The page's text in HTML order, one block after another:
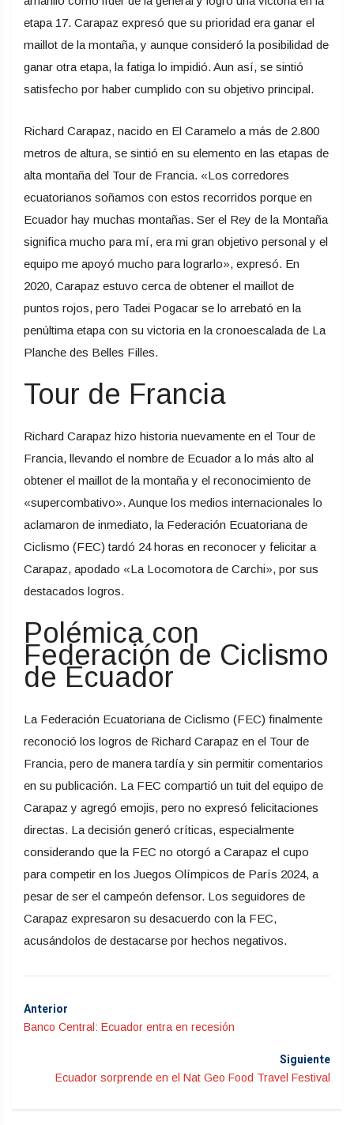
etapa 17. Carapaz expresó que su prioridad era ganar el
maillot de la montaña, y aunque consideró la posibilidad de
ganar otra etapa, la fatiga lo impidió. Aun así, se sintió
satisfecho por haber cumplido con su objetivo principal.
Richard Carapaz, nacido en El Caramelo a más de 2.800
metros de altura, se sintió en su elemento en las etapas de
alta montaña del Tour de Francia. «Los corredores
ecuatorianos soñamos con estos recorridos porque en
Ecuador hay muchas montañas. Ser el Rey de la Montaña
significa mucho para mí, era mi gran objetivo personal y el
equipo me apoyó mucho para lograrlo», expresó. En
2020, Carapaz estuvo cerca de obtener el maillot de
puntos rojos, pero Tadei Pogacar se lo arrebató en la
penúltima etapa con su victoria en la cronoescalada de La
Planche des Belles Filles.
Tour de Francia
Richard Carapaz hizo historia nuevamente en el Tour de
Francia, llevando el nombre de Ecuador a lo más alto al
obtener el maillot de la montaña y el reconocimiento de
«supercombativo». Aunque los medios internacionales lo
aclamaron de inmediato, la Federación Ecuatoriana de
Ciclismo (FEC) tardó 24 horas en reconocer y felicitar a
Carapaz, apodado «La Locomotora de Carchi», por sus
destacados logros.
Polémica con
Federación de Ciclismo
de Ecuador
La Federación Ecuatoriana de Ciclismo (FEC) finalmente
reconoció los logros de Richard Carapaz en el Tour de
Francia, pero de manera tardía y sin permitir comentarios
en su publicación. La FEC compartió un tuit del equipo de
Carapaz y agregó emojis, pero no expresó felicitaciones
directas. La decisión generó críticas, especialmente
considerando que la FEC no otorgó a Carapaz el cupo
para competir en los Juegos Olímpicos de París 2024, a
pesar de ser el campeón defensor. Los seguidores de
Carapaz expresaron su desacuerdo con la FEC,
acusándolos de destacarse por hechos negativos.
Anterior
Banco Central: Ecuador entra en recesión
Siguiente
Ecuador sorprende en el Nat Geo Food Travel Festival